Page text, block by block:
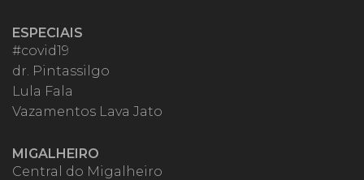
ESPECIAIS
#covid19
dr. Pintassilgo
Lula Fala
Vazamentos Lava Jato
MIGALHEIRO
Central do Migalheiro